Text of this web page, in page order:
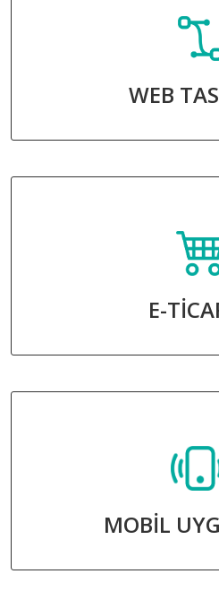
WEB
E-
MOBİL